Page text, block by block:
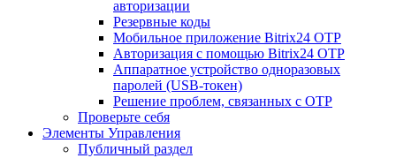
авторизации
Резервные коды
Мобильное приложение Bitrix24 OTP
Авторизация с помощью Bitrix24 OTP
Аппаратное устройство одноразовых
паролей (USB-токен)
Решение проблем, связанных с OTP
Проверьте себя
Элементы Управления
Публичный раздел